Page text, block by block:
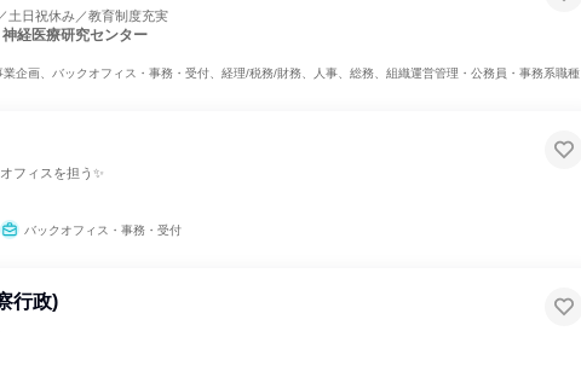
土日祝休み／教育制度充実
経医療研究センター
業企画、バックオフィス・事務・受付、経理/税務/財務、人事、総務、組織運営管理・公務員・事務系職種
フィスを担う✨
バックオフィス・事務・受付
行政)